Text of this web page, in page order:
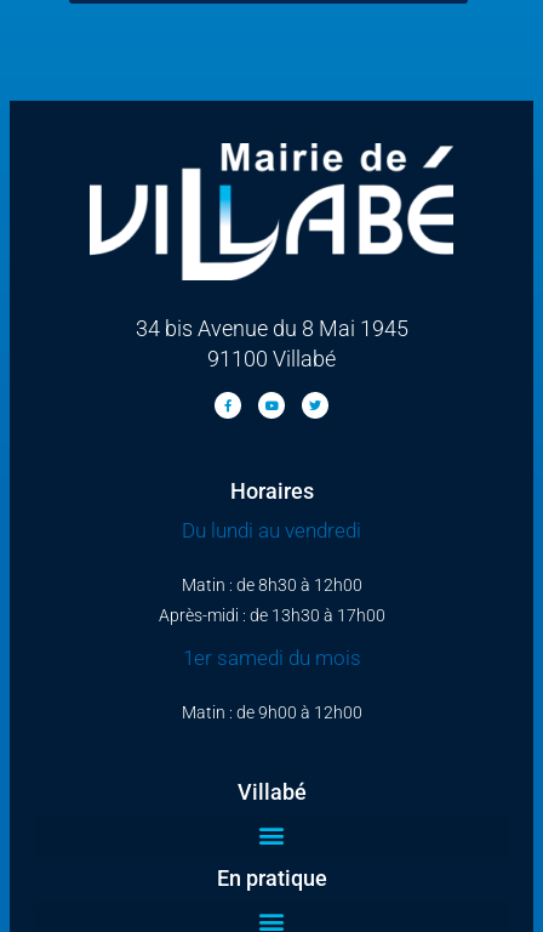
34 bis Avenue du 8 Mai 1945
91100 Villabé
Horaires
Du lundi au vendredi
Matin : de 8h30 à 12h00
Après-midi : de 13h30 à 17h00
1er samedi du mois
Matin : de 9h00 à 12h00
Villabé
En pratique